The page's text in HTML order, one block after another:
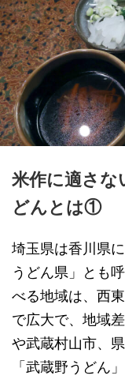
米作に適さ
どんとは①
埼玉県は香川県
うどん県」とも
べる地域は、西
で広大で、地域
や武蔵村山市、
「武蔵野うどん